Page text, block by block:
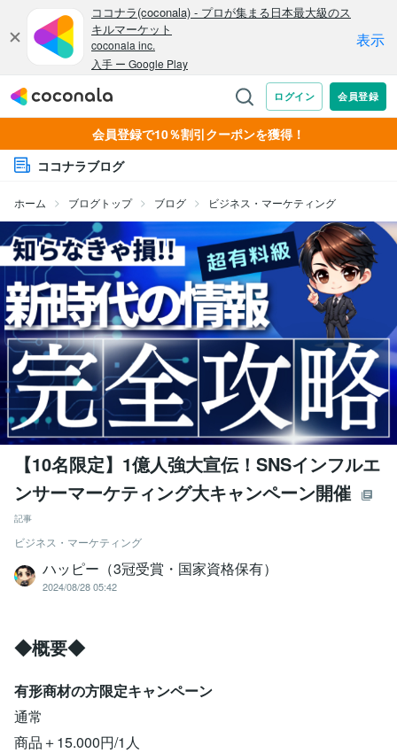
会員登録で10％割引クーポンを獲得！
ココナラブログ
ホーム ブログトップ ブログ ビジネス・マーケティング
【10名限定】1億人強大宣伝！SNSインフルエ
ンサーマーケティング大キャンペーン開催
記事
ビジネス・マーケティング
ハッピー（3冠受賞・国家資格保有）
2024/08/28 05:42
◆概要◆
有形商材の方限定キャンペーン
通常
商品＋15.000円/1人